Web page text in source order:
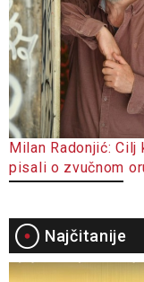
Milan Radonjić: Cilj
pisali o zvučnom
Najčitanije